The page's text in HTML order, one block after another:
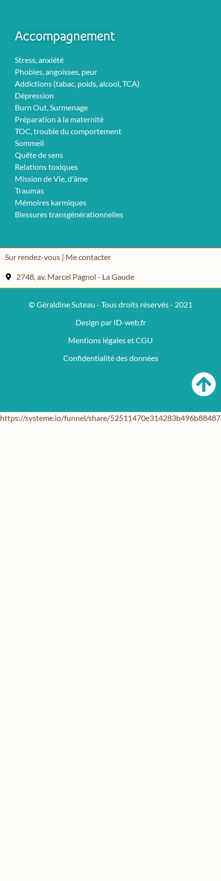
Accompagnement
Stress, anxiété
Phobies, angoisses, peur
Addictions (tabac, poids, alcool, TCA)
Dépression
Burn Out, Surmenage
Préparation à la maternité
TOC, trouble du comportement
Sommeil
Quête de sens
Relations toxiques
Mission de Vie, d'âme
Traumas
Mémoires karmiques
Blessures transgénérationnelles
Sur rendez-vous | Me contacter
2748, av. Marcel Pagnol - La Gaude
© Géraldine Suteau - Tous droits réservés - 2021
Design par ID-web.fr
Mentions légales et CGU
Confidentialité des données
https://systeme.io/funnel/share/